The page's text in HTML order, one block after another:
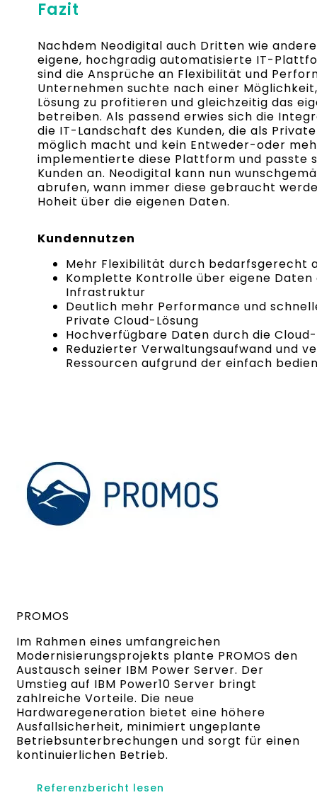
Fazit
Nachdem Neodigital auch Dritten wie
eigene, hochgradig automatisierte IT-
sind die Ansprüche an Flexibilität und
Unternehmen suchte nach einer
Lösung zu profitieren und gleichzeitig das
betreiben. Als passend erwies sich die
die IT-Landschaft des Kunden, die als
möglich macht und kein Entweder-oder
implementierte diese Plattform und passte
Kunden an. Neodigital kann nun
abrufen, wann immer diese gebraucht
Hoheit über die eigenen Daten.
Kundennutzen
Mehr Flexibilität durch bedarfsgerecht
Komplette Kontrolle über eigene
Infrastruktur
Deutlich mehr Performance und
Private Cloud-Lösung
Hochverfügbare Daten durch die
Reduzierter Verwaltungsaufwand und
Ressourcen aufgrund der einfach
PROMOS
Im Rahmen eines umfangreichen
Modernisierungsprojekts plante PROMOS den
Austausch seiner IBM Power Server. Der
Umstieg auf IBM Power10 Server bringt
zahlreiche Vorteile. Die neue
Hardwaregeneration bietet eine höhere
Ausfallsicherheit, minimiert ungeplante
Betriebsunterbrechungen und sorgt für einen
kontinuierlichen Betrieb.
Referenzbericht lesen